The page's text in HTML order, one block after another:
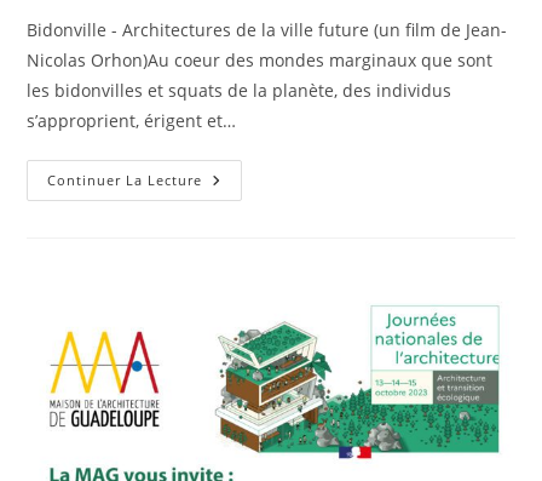
Bidonville - Architectures de la ville future (un film de Jean-
Nicolas Orhon)Au coeur des mondes marginaux que sont
les bidonvilles et squats de la planète, des individus
s’approprient, érigent et…
Continuer La Lecture Café
Archi
Ville
Future